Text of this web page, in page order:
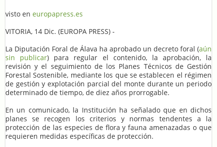
visto en europapress.es
VITORIA, 14 Dic. (EUROPA PRESS) -
La Diputación Foral de Álava ha aprobado un decreto foral (aún
sin publicar) para regular el contenido, la aprobación, la
revisión y el seguimiento de los Planes Técnicos de Gestión
Forestal Sostenible, mediante los que se establecen el régimen
de gestión y explotación parcial del monte durante un periodo
determinado de tiempo, de diez años prorrogable.
En un comunicado, la Institución ha señalado que en dichos
planes se recogen los criterios y normas tendentes a la
protección de las especies de flora y fauna amenazadas o que
requieren medidas específicas de protección.